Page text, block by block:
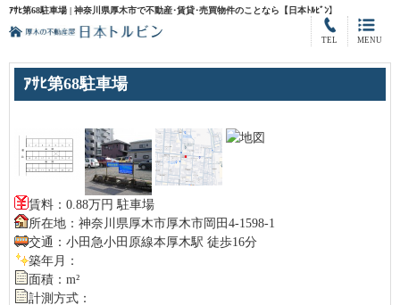
ｱｻﾋ第68駐車場 | 神奈川県厚木市で不動産･賃貸･売買物件のことなら【日本ﾄﾙﾋﾞﾝ】
MENU
TEL
ｱｻﾋ第68駐車場
賃料：0.88万円 駐車場
所在地：神奈川県厚木市厚木市岡田4-1598-1
交通：小田急小田原線本厚木駅 徒歩16分
築年月：
面積：m²
計測方式：